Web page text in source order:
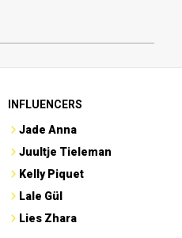
INFLUENCERS
Jade Anna
Juultje Tieleman
Kelly Piquet
Lale Gül
Lies Zhara